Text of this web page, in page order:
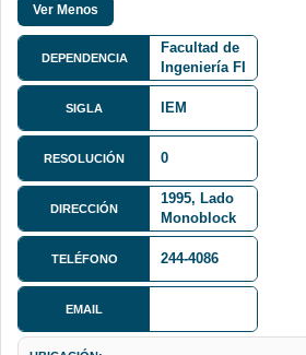
DEPENDENCIA
Facultad de
Ingeniería FI
SIGLA IEM
RESOLUCIÓN 0
DIRECCIÓN
Av. Villazón
1995, Lado
Monoblock
Central
TELÉFONO 244-4086
EMAIL